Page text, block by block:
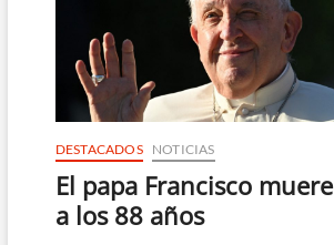
mundo
al
fallecido
Francisco
DESTACADOS
NOTICIAS
El papa Francisco muere
a los 88 años